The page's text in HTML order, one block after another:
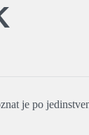
je po